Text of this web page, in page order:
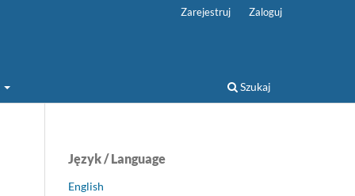
Szukaj
Zarejestruj Zaloguj
Język / Language
English